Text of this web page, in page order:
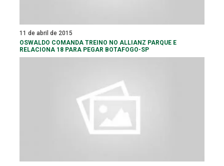
11 de abril de 2015
OSWALDO COMANDA TREINO NO ALLIANZ PARQUE E
RELACIONA 18 PARA PEGAR BOTAFOGO-SP